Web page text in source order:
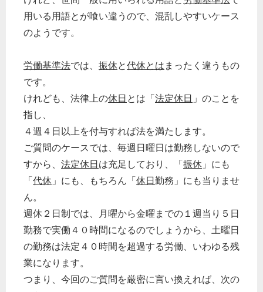
用いる用語とが喰い違うので、混乱しやすいケース
のようです。
労働基準法では、 振休と代休とは まったく違うもの
です。
けれども、法律上の休日 とは「法定休日 」のことを
指し、
４週４日以上を付与すれば法を満たします。
ご質問のケースでは、毎週日曜日は勤務しないので
すから、 法定休日は充足しており、「振休 」にも
「代休 」にも、もちろん「休日勤務」にも当りませ
ん。
週休２日制では、月曜から金曜までの１週当り５日
勤務で実働４０時間になるのでしょうから、土曜日
の勤務は法定４０時間を超過する労働、いわゆる残
業になります。
つまり、今回のご質問を厳密に言い換えれば、次の